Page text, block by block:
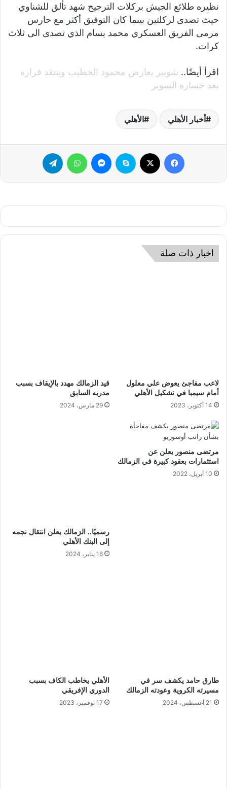
نظيره طلائع الجيش بركلات الترجيح شهد تألق للشناوي
حيث تصدى لركلتين بينما كان التوفيق أكثر مع حارس
مرمى الفريق العسكري محمد بسام الذي تصدى الى ثلاث
كرات.
اقرأ أيضًا.. شوبير يعارض محمود الخطيب وينتقد قراره
بعد خسارة السوبر
أخبار الأهلي الأهلي
فيسبوك سكايب ماسنجر واتساب
اخبار ذات صلة
لاعب مفاجئ يعوض علي معلول
أمام سيمبا في تشكيل الأهلي
14 أكتوبر، 2023
قيد الزمالك مهدد بالإيقاف بسبب
مدربه السابق
29 مارس، 2024
مرتضى منصور يعلن عن
استثمارات بعقود كبيرة في الزمالك
10 أبريل، 2022
رسميًا.. الزمالك يعلن انتقال نجمه
إلى البنك الأهلي
16 يناير، 2024
طارق حامد يكشف سر في
مسيرته الكروية وعودته الزمالك
21 أغسطس، 2024
الأهلي يخاطب الكاف بسبب
الدوري الإفريقي
17 نوفمبر، 2023